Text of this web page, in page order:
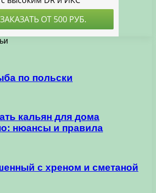
по польски
кальян для дома
нюансы и правила
с хреном и сметаной